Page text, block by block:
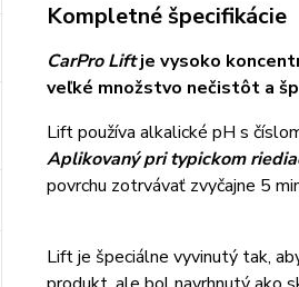
Kompletné špecifikácie
CarPro Liftje vysoko
veľké množstvo nečistôt a
Lift používa alkalické pH s
Aplikovaný pri typickom
povrchu zotrvávať zvyčajne 5
Lift je špeciálne vyvinutý tak,